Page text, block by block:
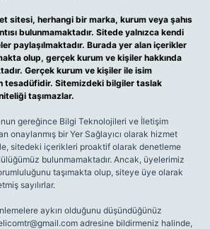
sitesi, herhangi bir marka, kurum veya şahıs
bulunmamaktadır. Sitede yalnızca kendi
paylaşılmaktadır. Burada yer alan içerikler
olup, gerçek kurum ve kişiler hakkında
Gerçek kurum ve kişiler ile isim
tesadüfidir. Sitemizdeki bilgiler taslak
taşımazlar.
gereğince Bilgi Teknolojileri ve İletişim
onaylanmış bir Yer Sağlayıcı olarak hizmet
sitedeki içerikleri proaktif olarak denetleme
bulunmamaktadır. Ancak, üyelerimiz
taşımakta olup, siteye üye olarak
sayılırlar.
aykırı olduğunu düşündüğünüz
adresine bildirmeniz halinde,